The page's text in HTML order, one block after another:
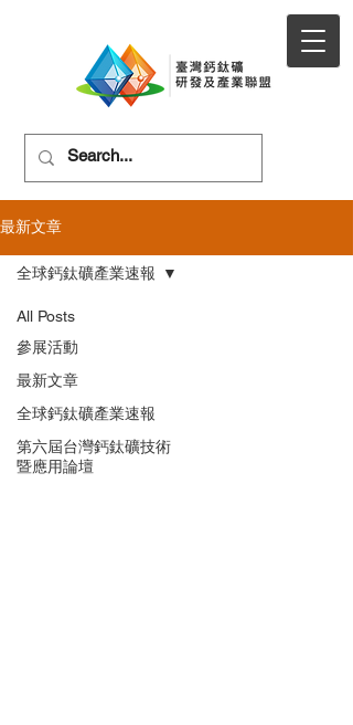
最新文章
All Posts
參展活動
最新文章
全球鈣鈦礦產業速報
第六屆台灣鈣鈦礦技術
暨應用論壇
全球鈣鈦礦產業速報